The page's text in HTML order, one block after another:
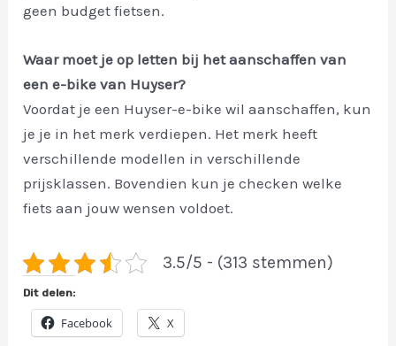
geen budget fietsen.
Waar moet je op letten bij het aanschaffen van
een e-bike van Huyser?
Voordat je een Huyser-e-bike wil aanschaffen, kun
je je in het merk verdiepen. Het merk heeft
verschillende modellen in verschillende
prijsklassen. Bovendien kun je checken welke
fiets aan jouw wensen voldoet.
3.5/5 - (313 stemmen)
Dit delen:
Facebook X